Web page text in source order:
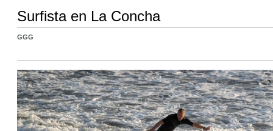
Surfista en La Concha
GGG